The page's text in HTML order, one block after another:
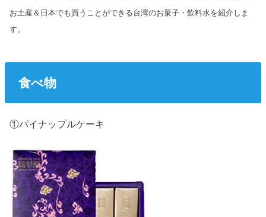
お土産＆日本でも買うことができる台湾のお菓子・飲料水を紹介しま
す。
食べ物
①パイナップルケーキ